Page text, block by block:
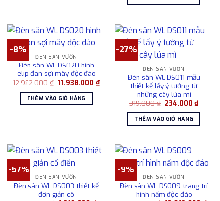
-8%
ĐÈN SÂN VƯỜN
Đèn sân WL DS020 hình
elip đan sợi mây độc đáo
12.982.000₫ Giá
là:
12.982.000 ₫.
11.938.000 ₫Giá
hiện
11.938.000 ₫.
THÊM VÀO GIỎ HÀNG
-27%
ĐÈN SÂN VƯỜN
Đèn sân WL DS011 mẫu
thiết kế lấy ý tưởng từ
những cây lúa mì
319.000₫ Giá
là:
319.000 ₫.
234.000₫Giá
hiện
tại
THÊM VÀO GIỎ HÀNG
-57%
ĐÈN SÂN VƯỜN
Đèn sân WL DS003 thiết kế
đơn giản cô
-9%
ĐÈN SÂN VƯỜN
Đèn sân WL DS009 trang trí
hình nấm độc đáo